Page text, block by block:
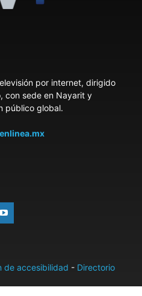
por internet, dirigido
con sede en Nayarit y
público global.
de accesibilidad - Directorio